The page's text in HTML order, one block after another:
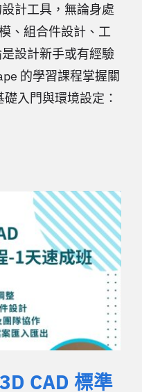
計工具，無論身處
、組合件設計、工
設計新手或有經驗
的學習課程掌握關
入門與環境設定：
CAD 標準